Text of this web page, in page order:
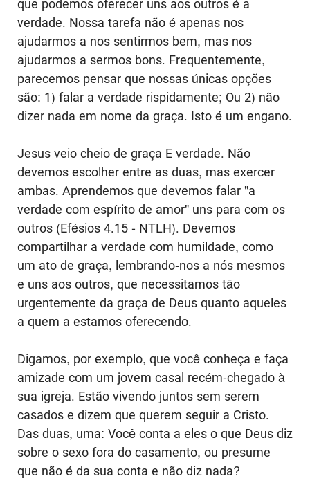
que podemos oferecer uns aos outros é a
verdade. Nossa tarefa não é apenas nos
ajudarmos a nos sentirmos bem, mas nos
ajudarmos a sermos bons. Frequentemente,
parecemos pensar que nossas únicas opções
são: 1) falar a verdade rispidamente; Ou 2) não
dizer nada em nome da graça. Isto é um engano.
Jesus veio cheio de graça E verdade. Não
devemos escolher entre as duas, mas exercer
ambas. Aprendemos que devemos falar "a
verdade com espírito de amor" uns para com os
outros (Efésios 4.15 - NTLH). Devemos
compartilhar a verdade com humildade, como
um ato de graça, lembrando-nos a nós mesmos
e uns aos outros, que necessitamos tāo
urgentemente da graça de Deus quanto aqueles
a quem a estamos oferecendo.
Digamos, por exemplo, que você conheça e faça
amizade com um jovem casal recém-chegado à
sua igreja. Estão vivendo juntos sem serem
casados e dizem que querem seguir a Cristo.
Das duas, uma: Você conta a eles o que Deus diz
sobre o sexo fora do casamento, ou presume
que não é da sua conta e não diz nada?